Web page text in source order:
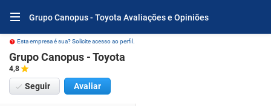
Grupo Canopus - Toyota Avaliações e Opiniões
Esta empresa é sua? Solicite acesso ao perfil.
Grupo Canopus - Toyota
4,8
Seguir Avaliar